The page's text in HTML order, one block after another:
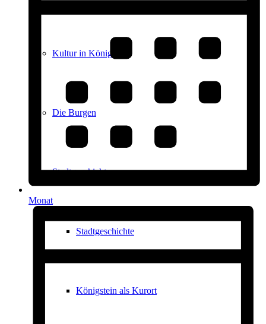
Kultur in Königstein
Die Burgen
Stadtgeschichte
Stadtgeschichte
Königstein als Kurort
Monat